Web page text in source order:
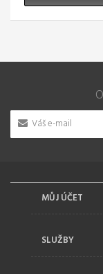
MŮJ ÚČET
SLUŽBY